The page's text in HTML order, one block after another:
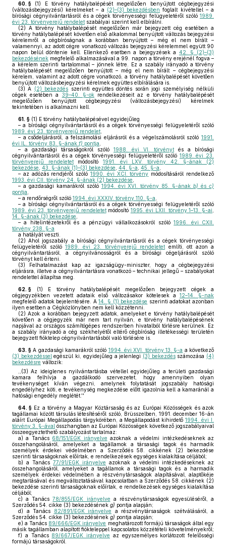
60. § (1)
E törvény hatálybalépését megelőzően benyújtott cégbejegyzési
(változásbejegyzési) kérelmeket – a (2)–(3) bekezdésben foglalt kivétellel – a
bírósági cégnyilvántartásról és a cégek törvényességi felügyeletéről szóló 1989.
évi 23. törvényerejű rendelet szabályai szerint kell elbírálni.
(2) A törvény hatálybalépését megelőzően már bejegyzett cég esetében a
törvény hatálybalépését követően első alkalommal benyújtott változás bejegyzési
kérelemről a cégbíróságnak a korábban benyújtott – még el nem bírált –
valamennyi, az adott cégre vonatkozó változás bejegyzési kérelemmel együtt 90
napon belül döntenie kell. Ellenkező esetben a bejegyzések a 42. § (2)–(3)
bekezdésének megfelelő alkalmazásával a 99. napon a törvény erejénél fogva –
a kérelem szerinti tartalommal – jönnek létre. Ez a szabály irányadó a törvény
hatálybalépését megelőzően benyújtott – még el nem bírált – cégbejegyzési
kérelem, valamint az adott cégre vonatkozó, a törvény hatálybalépését követően
benyújtott változásbejegyzési kérelmek együttes elbírálására is.
(3) A (2) bekezdés szerinti együttes döntés során jogi személyiség nélküli
cégek esetében a 39–40. §-okrendelkezéseit az e törvény hatálybalépését
megelőzően benyújtott cégbejegyzési (változásbejegyzési) kérelmek
tekintetében is alkalmazni kell.
61. § (1) E törvény hatálybalépésével egyidejűleg
– a bírósági cégnyilvántartásról és a cégek törvényességi felügyeletéről szóló
1989. évi 23. törvényerejű rendelet
– a csődeljárásról, a felszámolási eljárásról és a végelszámolásról szóló 1991.
évi IL. törvény 83. §-ának f) pontja
– a gazdasági társaságokról szóló 1988. évi VI. törvényt és a bírósági
cégnyilvántartásról és a cégek törvényességi felügyeletéről szóló 1989. évi 23.
törvényerejű rendeletetmódosító1991. évi LXV. törvény 42. §-ának (2)
bekezdése 43. §-ának (1)–(3) bekezdése 44. §-a 45. §-a
– az adózás rendjéről szóló 1990. évi XCI. törvény módosításáról rendelkező
1993. évi CII. törvény 24. §-ának (2) bekezdése
– a gazdasági kamarákról szóló 1994. évi XVI. törvény 85. §-ánakb) ésc)
pontja
– a rendőrségről szóló 1994. évi XXXIV. törvény 110. §-a
– a bírósági cégnyilvántartásról és a cégek törvényességi felügyeletéről szóló
1989. évi 23. törvényerejű rendeletetmódosító 1995. évi LXII. törvény 1–13. §-ai
14. §-ának (3) bekezdése
– a hitelintézetekről és a pénzügyi vállalkozásokról szóló1996. évi CXII.
törvény 238. §-a
a hatályát veszti.
(2) Ahol jogszabály a bírósági cégnyilvántartásról és a cégek törvényességi
felügyeletéről szóló 1989. évi 23. törvényerejű rendeletet említi, ott azon a
cégnyilvántartásról, a cégnyilvánosságról és a bírósági cégeljárásról szóló
törvényt kell érteni.
(3) Felhatalmazást kap az igazságügy-miniszter, hogy a cégbejegyzési
eljárásra, illetve a cégnyilvántartásra vonatkozó – technikai jellegű – szabályokat
rendelettel állapítsa meg.
62. § (1) E törvény hatálybalépését megelőzően bejegyzett cégek a
cégjegyzékben vezetett adataik első változásakor kötelesek a 12–14. §-nak
megfelelő adatok bejelentésére. A14. § (1) bekezdése szerinti adatokat azonban
ilyen esetben a Cégközlönyben nem kell közzétenni.
(2) Azok a korábban bejegyzett adatok, amelyeket e törvény hatálybalépését
követően a cégjegyzék már nem tart nyilván, e törvény hatálybalépésének
napjával az országos számítógépes rendszerben hivatalból törlésre kerülnek. Ez
a szabály irányadó a cég székhelyétől eltérő cégbíróság illetékességi területén
bejegyzett fióktelep cégnyilvántartásból való törlésére is.
63. § A gazdasági kamarákról szóló 1994. évi XVI. törvény 13. §-a a következő
(3) bekezdéssel egészül ki, egyidejűleg a jelenlegi (3) bekezdésszámozása (4)
bekezdésre változik:
,,(3) Az ideiglenes nyilvántartásba vétellel egyidejűleg a területi gazdasági
kamara felhívja a gazdálkodó szervezetet, hogy amennyiben olyan
tevékenységet kíván végezni, amelynek folytatását jogszabály hatósági
engedélyhez köti, e tevékenység megkezdése előtt igazolnia kell a kamaránál a
hatósági engedély meglétét.''
64. § Ez a törvény a Magyar Köztársaság és az Európai Közösségek és azok
tagállamai között társulás létesítéséről szóló, Brüsszelben, 1991. december 16-án
aláírt Európai Megállapodás tárgykörében, a Megállapodást kihirdető1994. évi I.
törvény 3. §-ával összhangban az Európai Közösségek következő jogszabályaival
összeegyeztethető szabályozást tartalmaz:
a) a Tanács 68/151/EGK irányelve azoknak a védelmi intézkedéseknek az
összehangolásáról, amelyeket a tagállamok a társasági tagok és harmadik
személyek érdekei védelmében a Szerződés 58. cikkének (2) bekezdése
szerinti társaságoknak előírtak, e rendelkezések egységes kialakítása céljából;
b) a Tanács 77/91/EGK irányelve azoknak a védelmi intézkedéseknek az
összehangolásáról, amelyeket a tagállamok a társasági tagok és a harmadik
személyek érdekei védelmében a részvénytársaságok alapításával, alaptőkéje
megtartásával és megváltoztatásával kapcsolatban a Szerződés 58. cikkének (2)
bekezdése szerinti társaságoknak előírtak, e rendelkezések egységes kialakítása
céljából;
c) a Tanács78/855/EGK irányelve a részvénytársaságok egyesüléséről, a
Szerződés 54. cikke (3) bekezdésének g) pontja alapján;
d) a Tanács 82/891/EGK irányelve a részvénytársaságok szétválásáról, a
Szerződés 54. cikke (3) bekezdésének g) pontja alapján;
e) a Tanács 89/666/EGK irányelve meghatározott formájú társaságok által egy
másik tagállamban alapított fiókteleppel kapcsolatos közzétételi követelményekről;
f) a Tanács 89/667/EGK irányelve az egyszemélyes korlátozott felelősségi
formájú társaságokról.